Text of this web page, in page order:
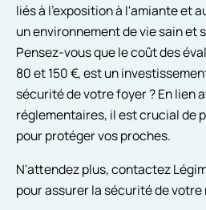
liés à l'exposition à l'amiante et
un environnement de vie sain et
Pensez-vous que le coût des
80 et 150 €, est un
sécurité de votre foyer ? En lien
réglementaires, il est crucial de
pour protéger vos proches.
N'attendez plus, contactez
pour assurer la sécurité de votre